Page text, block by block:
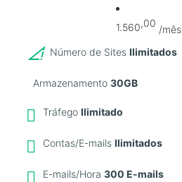
1.560,00
/mês
Número de SitesIlimitados
Armazenamento30GB
TráfegoIlimitado
Contas/E-mailsIlimitados
E-mails/Hora300 E-mails